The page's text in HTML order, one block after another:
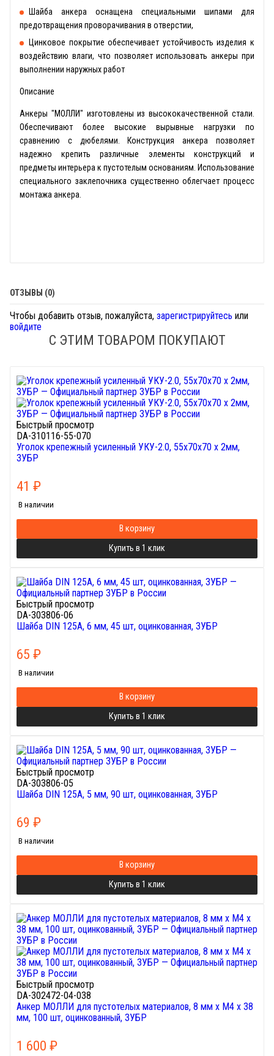
Шайба анкера оснащена специальными шипами для
предотвращения проворачивания в отверстии,
Цинковое покрытие обеспечивает устойчивость изделия к
воздействию влаги, что позволяет использовать анкеры при
выполнении наружных работ
Описание
Анкеры "МОЛЛИ" изготовлены из высококачественной стали.
Обеспечивают более высокие вырывные нагрузки по
сравнению с дюбелями. Конструкция анкера позволяет
надежно крепить различные элементы конструкций и
предметы интерьера к пустотелым основаниям. Использование
специального заклепочника существенно облегчает процесс
монтажа анкера.
ОТЗЫВЫ (0)
Чтобы добавить отзыв, пожалуйста, зарегистрируйтесь или
войдите
С ЭТИМ ТОВАРОМ ПОКУПАЮТ
Быстрый просмотр
DA-310116-55-070
Уголок крепежный усиленный УКУ-2.0, 55х70х70 х 2мм,
ЗУБР
41 ₽
В наличии
В корзину
Купить в 1 клик
Быстрый просмотр
DA-303806-06
Шайба DIN 125A, 6 мм, 45 шт, оцинкованная, ЗУБР
65 ₽
В наличии
В корзину
Купить в 1 клик
Быстрый просмотр
DA-303806-05
Шайба DIN 125A, 5 мм, 90 шт, оцинкованная, ЗУБР
69 ₽
В наличии
В корзину
Купить в 1 клик
Быстрый просмотр
DA-302472-04-038
Анкер МОЛЛИ для пустотелых материалов, 8 мм x M4 x 38
мм, 100 шт, оцинкованный, ЗУБР
1 600 ₽